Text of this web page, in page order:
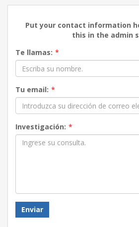
Put your contact information
this in the admin
Te llamas: *
Tu email: *
Investigación: *
Enviar